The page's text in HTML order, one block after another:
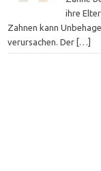
ihre
Zahnen kann
verursachen. Der […]